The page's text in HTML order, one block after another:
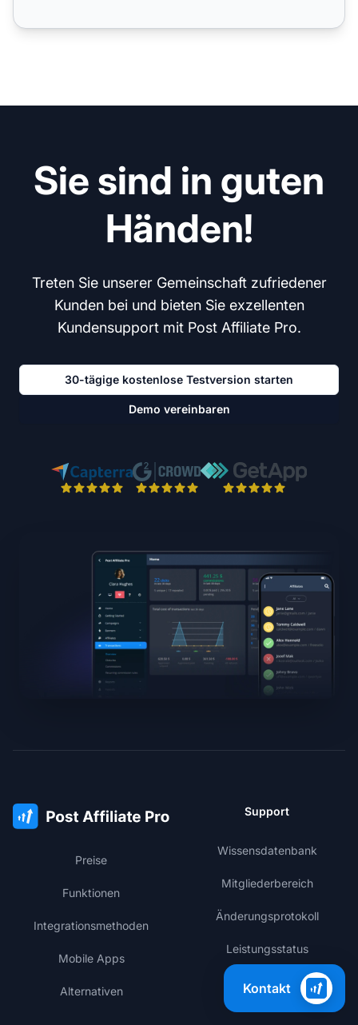
Sie sind in guten
Händen!
Treten Sie unserer Gemeinschaft zufriedener
Kunden bei und bieten Sie exzellenten
Kundensupport mit Post Affiliate Pro.
30-tägige kostenlose Testversion starten
Demo vereinbaren
Preise
Funktionen
Integrationsmethoden
Mobile Apps
Alternativen
Support
Wissensdatenbank
Mitgliederbereich
Änderungsprotokoll
Leistungsstatus
Kontakt